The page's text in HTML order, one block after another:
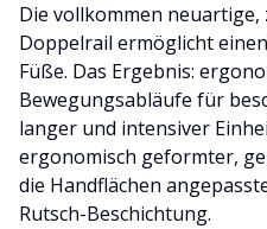
Die vollkommen neuartige,
Doppelrail ermöglicht
Füße. Das Ergebnis:
Bewegungsabläufe für
langer und intensiver
ergonomisch geformter,
die Handflächen
Rutsch-Beschichtung.